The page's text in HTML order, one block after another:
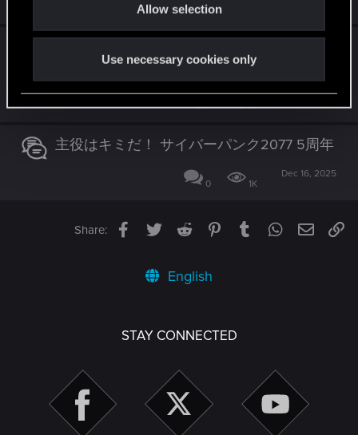
Allow selection
Use necessary cookies only
1
べ』発表
0 549
May 27, 2026
主役はキミだ！ サイバーパンク2077 5周年
0 1K
Dec 16, 2025
Share: Facebook
TwitterReddit PinterestTumblrWhatsApp
Email
English
STAY CONNECTED